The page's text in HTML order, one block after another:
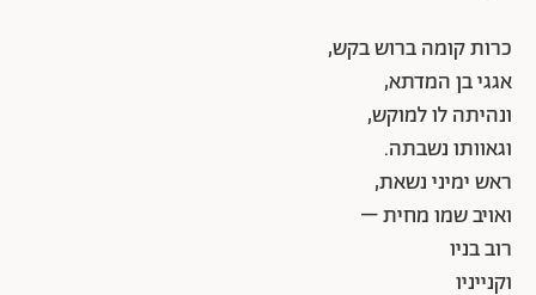
כרות קומה ברוש בקש,
אגגי בן המדתא,
ונהיתה לו למוקש,
וגאוותו נשבתה.
ראש ימיני נשאת,
ואויב שמו מחית –
רוב בניו
וקנייניו